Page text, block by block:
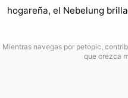
hogareña, el Nebelung
Mientras navegas por petopic,
que crezca